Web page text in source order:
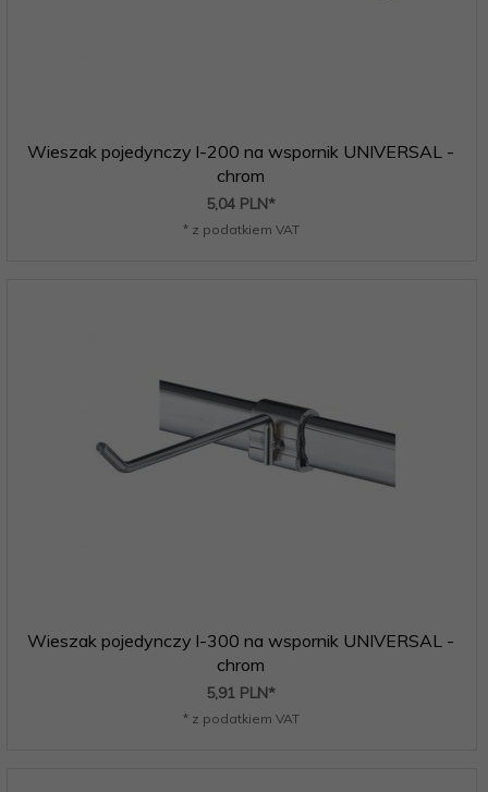
Wieszak pojedynczy l-200 na wspornik UNIVERSAL -
chrom
5,04 PLN*
* z podatkiem VAT
Wieszak pojedynczy l-300 na wspornik UNIVERSAL -
chrom
5,91 PLN*
* z podatkiem VAT